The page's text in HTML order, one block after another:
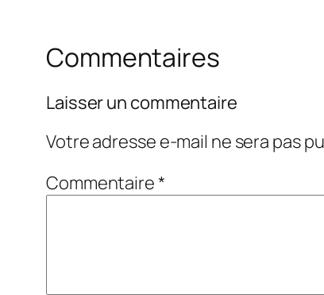
Commentaires
Laisser un commentaire
Votre adresse e-mail ne sera pas
Commentaire*